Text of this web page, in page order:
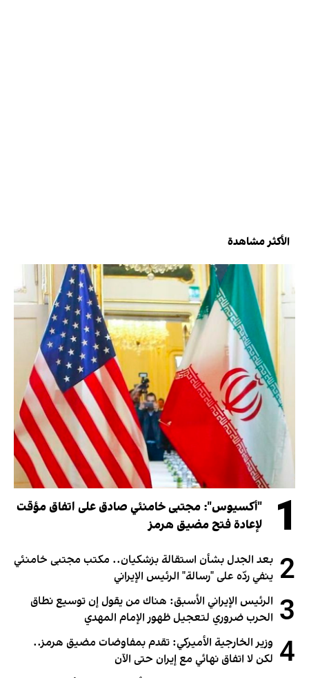
الأكثر مشاهدة
1
"أكسيوس": مجتبى خامنئي صادق على اتفاق مؤقت
لإعادة فتح مضيق هرمز
2 بعد الجدل بشأن استقالة بزشكيان.. مكتب مجتبى خامنئي
ينفي ردّه على "رسالة" الرئيس الإيراني
3 الرئيس الإيراني الأسبق: هناك من يقول إن توسيع نطاق
الحرب ضروري لتعجيل ظهور الإمام المهدي
4 وزير الخارجية الأميركي: تقدم بمفاوضات مضيق هرمز..
لكن لا اتفاق نهائي مع إيران حتى الآن